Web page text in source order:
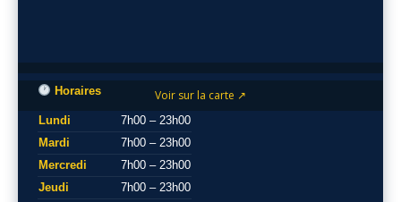
Voir sur la carte ↗
Horaires
Lundi
7h00 – 23h00
Mardi
7h00 – 23h00
Mercredi
7h00 – 23h00
Jeudi
7h00 – 23h00